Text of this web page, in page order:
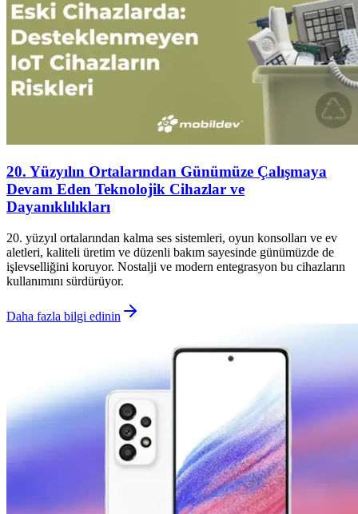
20. Yüzyılın Ortalarından Günümüze Çalışmaya
Devam Eden Teknolojik Cihazlar ve
Dayanıklılıkları
20. yüzyıl ortalarından kalma ses sistemleri, oyun konsolları ve ev
aletleri, kaliteli üretim ve düzenli bakım sayesinde günümüzde de
işlevselliğini koruyor. Nostalji ve modern entegrasyon bu cihazların
kullanımını sürdürüyor.
Daha fazla bilgi edinin